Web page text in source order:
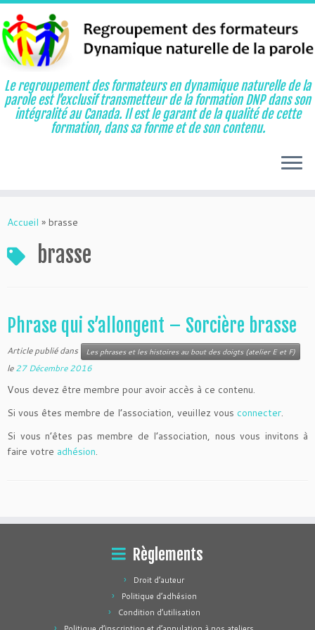
au
Le regroupement des formateurs en dynamique naturelle de la
parole est l’exclusif transmetteur de la formation DNP dans son
intégralité au Canada. Il est le garant de la qualité de cette
formation, dans sa forme et de son contenu.
Accueil » brasse
brasse
Phrase qui s’allongent – Sorcière brasse
Article publié dans Les phrases et les histoires au bout des doigts (atelier E et F)
le27 Décembre 2016
Vous devez être membre pour avoir accès à ce contenu.
Si vous êtes membre de l’association, veuillez vous connecter.
Si vous n’êtes pas membre de l’association, nous vous invitons à
faire votre adhésion.
Règlements
Droit d’auteur
Politique d’adhésion
Condition d’utilisation